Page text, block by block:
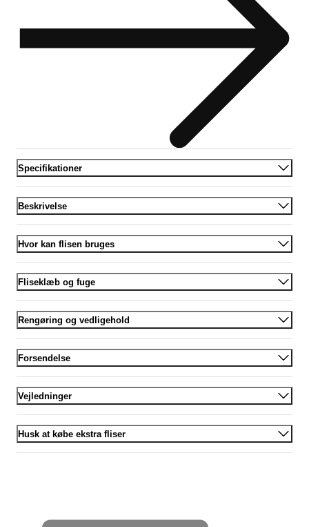
Specifikationer
Beskrivelse
Hvor kan flisen bruges
Fliseklæb og fuge
Rengøring og vedligehold
Forsendelse
Vejledninger
Husk at købe ekstra fliser